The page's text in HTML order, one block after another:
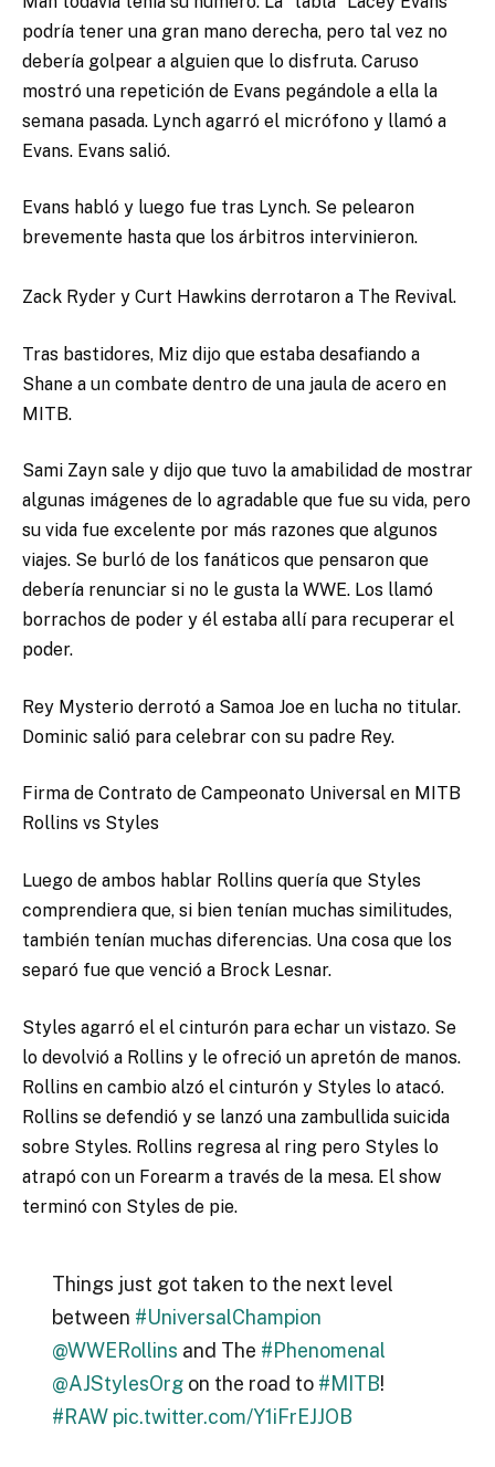
podría tener una gran mano derecha, pero tal vez no
debería golpear a alguien que lo disfruta. Caruso
mostró una repetición de Evans pegándole a ella la
semana pasada. Lynch agarró el micrófono y llamó a
Evans. Evans salió.
Evans habló y luego fue tras Lynch. Se pelearon
brevemente hasta que los árbitros intervinieron.
Zack Ryder y Curt Hawkins derrotaron a The Revival.
Tras bastidores, Miz dijo que estaba desafiando a
Shane a un combate dentro de una jaula de acero en
MITB.
Sami Zayn sale y dijo que tuvo la amabilidad de mostrar
algunas imágenes de lo agradable que fue su vida, pero
su vida fue excelente por más razones que algunos
viajes. Se burló de los fanáticos que pensaron que
debería renunciar si no le gusta la WWE. Los llamó
borrachos de poder y él estaba allí para recuperar el
poder.
Rey Mysterio derrotó a Samoa Joe en lucha no titular.
Dominic salió para celebrar con su padre Rey.
Firma de Contrato de Campeonato Universal en MITB
Rollins vs Styles
Luego de ambos hablar Rollins quería que Styles
comprendiera que, si bien tenían muchas similitudes,
también tenían muchas diferencias. Una cosa que los
separó fue que venció a Brock Lesnar.
Styles agarró el el cinturón para echar un vistazo. Se
lo devolvió a Rollins y le ofreció un apretón de manos.
Rollins en cambio alzó el cinturón y Styles lo atacó.
Rollins se defendió y se lanzó una zambullida suicida
sobre Styles. Rollins regresa al ring pero Styles lo
atrapó con un Forearm a través de la mesa. El show
terminó con Styles de pie.
Things just got taken to the next level
between #UniversalChampion
@WWERollins and The #Phenomenal
@AJStylesOrgon the road to #MITB!
#RAW pic.twitter.com/Y1iFrEJJOB